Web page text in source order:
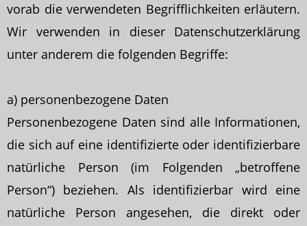
vorab die verwendeten Begrifflichkeiten erläutern.
Wir verwenden in dieser Datenschutzerklärung
unter anderem die folgenden Begriffe:
a) personenbezogene Daten
Personenbezogene Daten sind alle Informationen,
die sich auf eine identifizierte oder identifizierbare
natürliche Person (im Folgenden „betroffene
Person“) beziehen. Als identifizierbar wird eine
natürliche Person angesehen, die direkt oder